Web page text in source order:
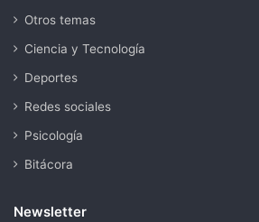
Otros temas
Ciencia y Tecnología
Deportes
Redes sociales
Psicología
Bitácora
Newsletter